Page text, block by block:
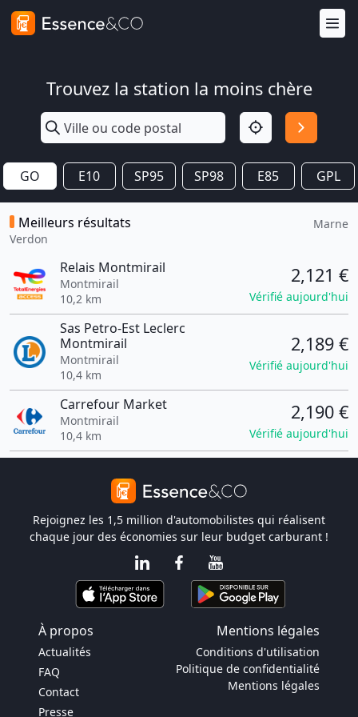
Trouvez la station la moins chère
GO E10 SP95 SP98 E85 GPL
Meilleurs résultats
Verdon
Marne
Relais Montmirail
Montmirail
10,2 km
2,121 €
Vérifié aujourd'hui
Sas Petro-Est Leclerc
Montmirail
Montmirail
10,4 km
2,189 €
Vérifié aujourd'hui
Carrefour Market
Montmirail
10,4 km
2,190 €
Vérifié aujourd'hui
Rejoignez les 1,5 million d'automobilistes qui réalisent
chaque jour des économies sur leur budget carburant !
À propos Mentions légales
Actualités
FAQ
Contact
Presse
Conditions d'utilisation
Politique de confidentialité
Mentions légales